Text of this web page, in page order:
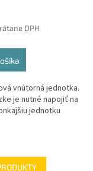
DPH
vnútorná jednotka.
je nutné napojiť na
jednotku